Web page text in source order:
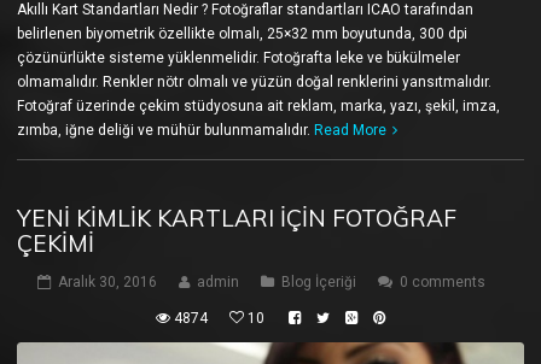
Akıllı Kart Standartları Nedir ? Fotoğraflar standartları ICAO tarafından
belirlenen biyometrik özellikte olmalı, 25×32 mm boyutunda, 300 dpi
çözünürlükte sisteme yüklenmelidir. Fotoğrafta leke ve bükülmeler
olmamalıdır. Renkler nötr olmalı ve yüzün doğal renklerini yansıtmalıdır.
Fotoğraf üzerinde çekim stüdyosuna ait reklam, marka, yazı, şekil, imza,
zımba, iğne deliği ve mühür bulunmamalıdır. Read More
YENI KIMLIK KARTLARI İÇIN FOTOĞRAF
ÇEKIMI
Aralık 30, 2016 admin Blog İçeriği 0 comments
4874 10